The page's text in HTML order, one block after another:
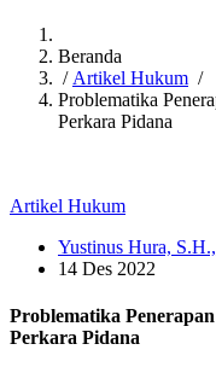
Beranda
/ Artikel Hukum /
Problematika
Perkara Pidana
Artikel Hukum
Yustinus Hura,
14 Des 2022
Problematika
Perkara Pidana